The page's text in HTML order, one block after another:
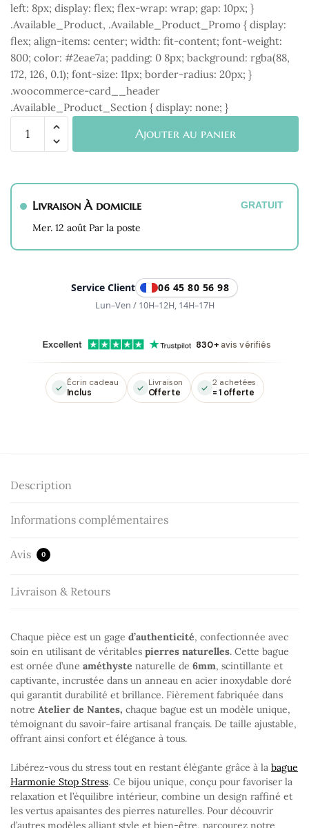
left: 8px; display: flex; flex-wrap: wrap; gap: 10px; }
.Available_Product, .Available_Product_Promo { display:
flex; align-items: center; width: fit-content; font-weight:
800; color: #2eae7a; padding: 0 8px; background: rgba(88,
172, 126, 0.1); font-size: 11px; border-radius: 20px; }
.woocommerce-card__header
.Available_Product_Section { display: none; }
Bague
Dorée
Noa
Ajouter au panier
Livraison À domicile GRATUIT
Mer. 12 août Par la poste
Service Client 06 45 80 56 98
Lun–Ven / 10H–12H, 14H–17H
830+avis vérifiés
Écrin cadeau
Inclus
Livraison
Offerte
2 achetées
= 1 offerte
Description
Informations complémentaires
Avis 0
Livraison & Retours
Chaque pièce est un gage d’authenticité, confectionnée avec
soin en utilisant de véritables pierres naturelles. Cette bague
est ornée d’une améthyste naturelle de 6mm, scintillante et
captivante, incrustée dans un anneau en acier inoxydable doré
qui garantit durabilité et brillance. Fièrement fabriquée dans
notre Atelier de Nantes, chaque bague est un modèle unique,
témoignant du savoir-faire artisanal français. De taille ajustable,
offrant ainsi confort et élégance à tous.
Libérez-vous du stress tout en restant élégante grâce à la bague
Harmonie Stop Stress. Ce bijou unique, conçu pour favoriser la
relaxation et l’équilibre intérieur, combine un design raffiné et
les vertus apaisantes des pierres naturelles. Pour découvrir
d’autres modèles alliant style et bien-être, parcourez notre